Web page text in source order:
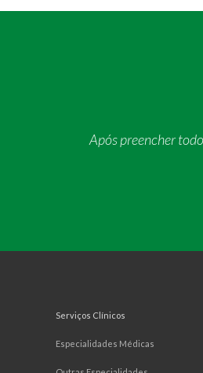
Após preencher
Serviços Clínicos
Especialidades Médicas